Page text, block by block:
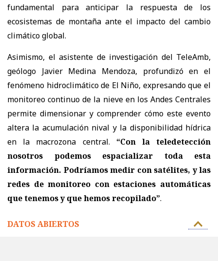
fundamental para anticipar la respuesta de los
ecosistemas de montaña ante el impacto del cambio
climático global.
Asimismo, el asistente de investigación del TeleAmb,
geólogo Javier Medina Mendoza, profundizó en el
fenómeno hidroclimático de El Niño, expresando que el
monitoreo continuo de la nieve en los Andes Centrales
permite dimensionar y comprender cómo este evento
altera la acumulación nival y la disponibilidad hídrica
en la macrozona central.
“Con la teledetección
nosotros podemos espacializar toda esta
información. Podríamos medir con satélites, y las
redes de monitoreo con estaciones automáticas
que tenemos y que hemos recopilado”.
DATOS ABIERTOS